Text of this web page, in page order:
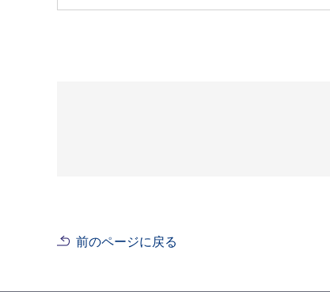
前のページに戻る